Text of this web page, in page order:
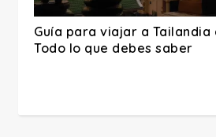
Guía para viajar a
Todo lo que debes saber